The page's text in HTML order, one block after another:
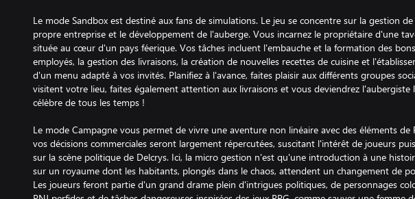
Le mode Sandbox est destiné aux fans de simulations. Le jeu se concentre sur la gestion
propre entreprise et le développement de l'auberge. Vous incarnez le propriétaire d'une
située au cœur d'un pays féerique. Vos tâches incluent l'embauche et la formation des bons
employés, la gestion des livraisons, la création de nouvelles recettes de cuisine et
d'un menu adapté à vos invités. Planifiez à l'avance, faites plaisir aux différents groupes
visitent votre lieu, faites également attention aux livraisons et vous deviendrez l'aubergiste
célèbre de tous les temps !
Le mode Campagne vous permet de vivre une aventure non linéaire avec des éléments de
vos décisions commerciales seront largement répercutées, suscitant l'intérêt de joueurs
sur la scène politique de Delcrys. Ici, la micro gestion n'est qu'une introduction à une
sur un royaume dont les habitants, plongés dans le chaos, attendent un changement de
Les joueurs feront partie d'un grand drame plein d'intrigues politiques, de personnages